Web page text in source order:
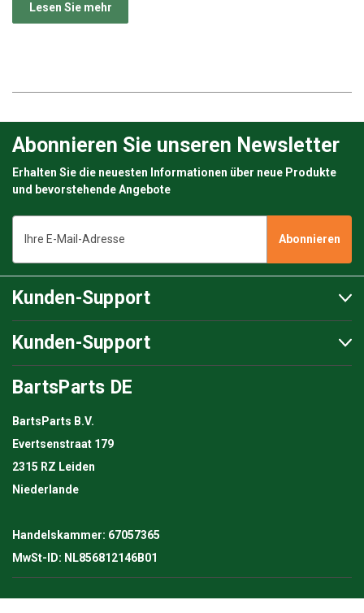
Lesen Sie mehr
Abonnieren Sie unseren Newsletter
Erhalten Sie die neuesten Informationen über neue Produkte
und bevorstehende Angebote
Mail-
Kunden-Support
Kunden-Support
BartsParts DE
BartsParts B.V.
Evertsenstraat 179
2315 RZ Leiden
Niederlande
Handelskammer: 67057365
MwSt-ID: NL856812146B01